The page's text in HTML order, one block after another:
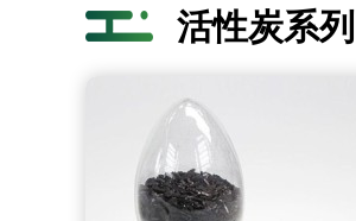
活性炭系列